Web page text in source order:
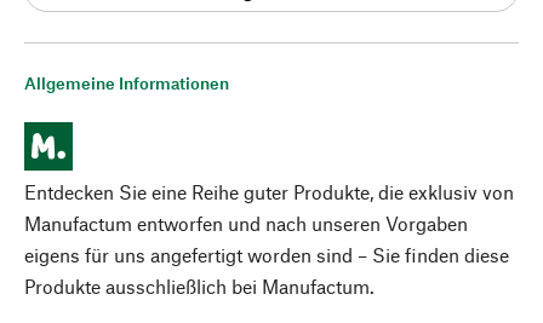
Allgemeine Informationen
Entdecken Sie eine Reihe guter Produkte, die exklusiv von
Manufactum entworfen und nach unseren Vorgaben
eigens für uns angefertigt worden sind – Sie finden diese
Produkte ausschließlich bei Manufactum.